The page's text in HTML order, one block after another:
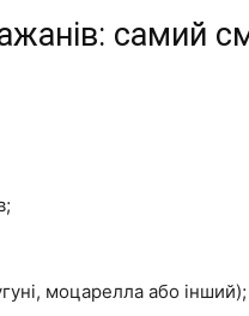
самий
моцарелла або інший);